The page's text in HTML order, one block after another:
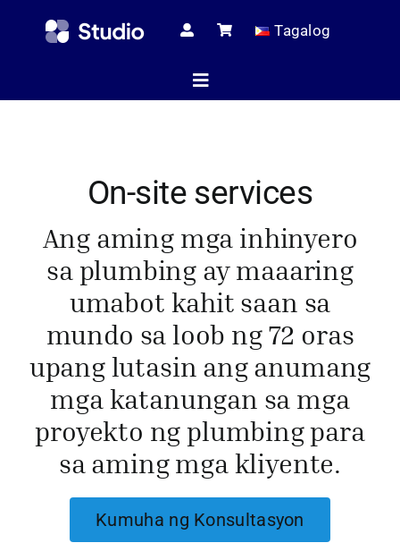
Tagalog
Toggle
Teknikal na
Lahat ng
Kumuha ng
On-site services
Ang aming mga inhinyero
sa plumbing ay maaaring
umabot kahit saan sa
mundo sa loob ng 72 oras
upang lutasin ang anumang
mga katanungan sa mga
proyekto ng plumbing para
sa aming mga kliyente.
Kumuha ng Konsultasyon